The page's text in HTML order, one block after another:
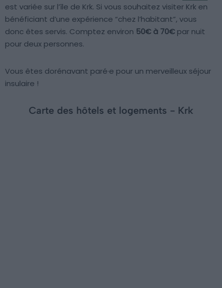
est variée sur l’île de Krk. Si vous souhaitez visiter Krk en
bénéficiant d’une expérience “chez l’habitant”, vous
donc êtes servis. Comptez environ 50€ à 70€ par nuit
pour deux personnes.
Vous êtes dorénavant paré·e pour un merveilleux séjour
insulaire !
Carte des hôtels et logements - Krk